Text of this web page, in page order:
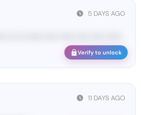
5 DAYS AGO
Verify to unlock
11 DAYS AGO